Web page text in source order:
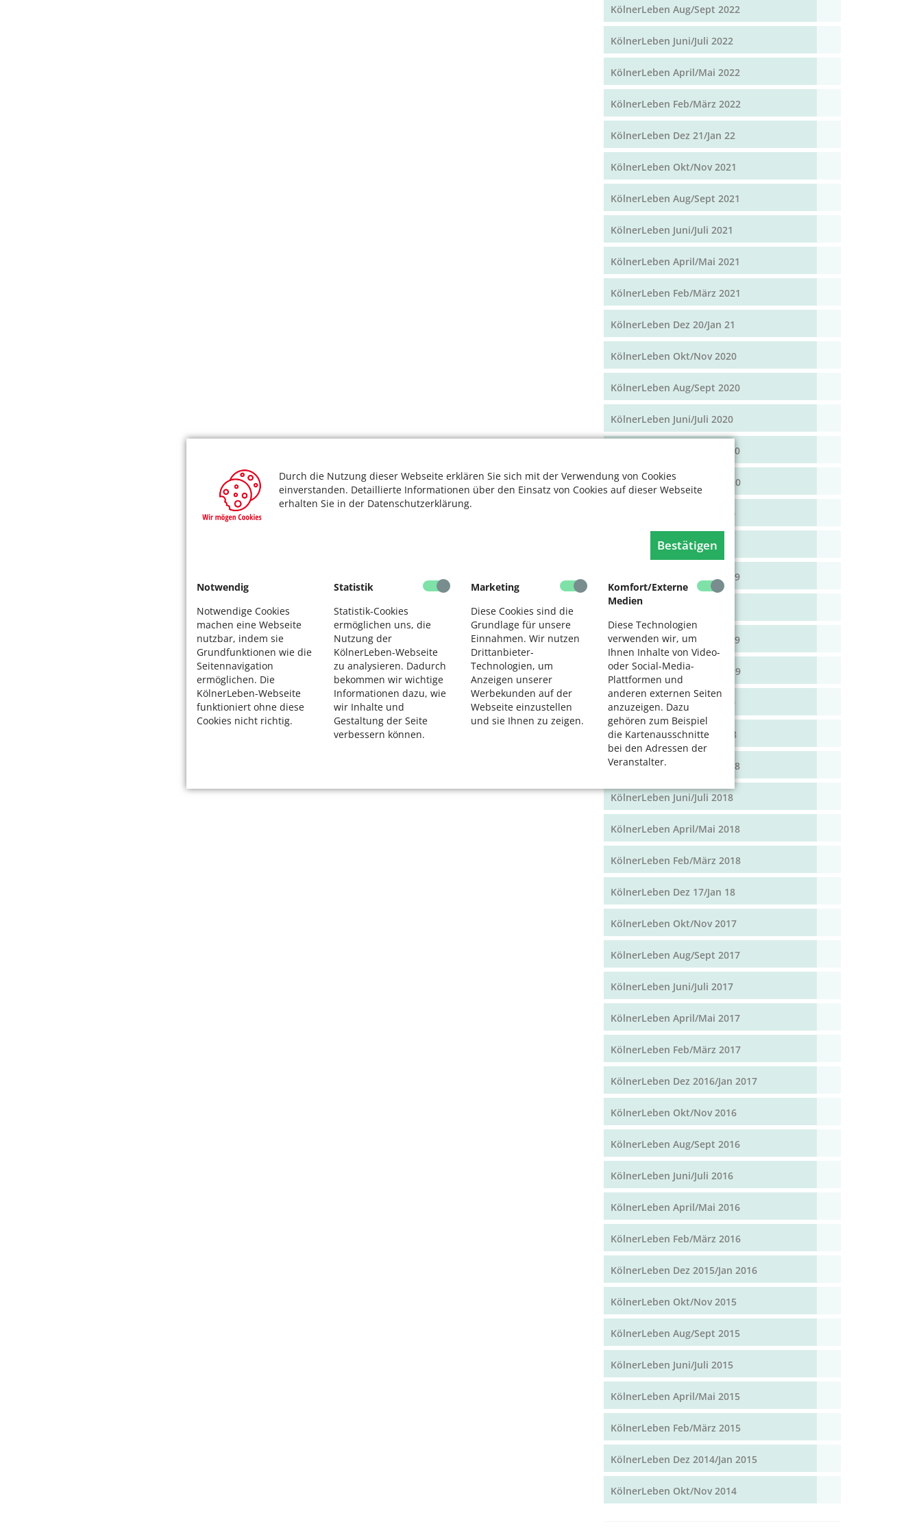
Durch die Nutzung dieser Webseite erklären Sie sich mit der Verwendung von Cookies
einverstanden. Detaillierte Informationen über den Einsatz von Cookies auf dieser Webseite
erhalten Sie in der Datenschutzerklärung.
Bestätigen
Notwendig
Notwendige Cookies
machen eine Webseite
nutzbar, indem sie
Grundfunktionen wie die
Seitennavigation
ermöglichen. Die
KölnerLeben-Webseite
funktioniert ohne diese
Cookies nicht richtig.
Statistik
Statistik-Cookies
ermöglichen uns, die
Nutzung der
KölnerLeben-Webseite
zu analysieren. Dadurch
bekommen wir wichtige
Informationen dazu, wie
wir Inhalte und
Gestaltung der Seite
verbessern können.
Marketing
Diese Cookies sind die
Grundlage für unsere
Einnahmen. Wir nutzen
Drittanbieter-
Technologien, um
Anzeigen unserer
Werbekunden auf der
Webseite einzustellen
und sie Ihnen zu zeigen.
Komfort/Externe
Medien
Diese Technologien
verwenden wir, um
Ihnen Inhalte von Video-
oder Social-Media-
Plattformen und
anderen externen Seiten
anzuzeigen. Dazu
gehören zum Beispiel
die Kartenausschnitte
bei den Adressen der
Veranstalter.
KölnerLeben Aug/Sept 2022
KölnerLeben Juni/Juli 2022
KölnerLeben April/Mai 2022
KölnerLeben Feb/März 2022
KölnerLeben Dez 21/Jan 22
KölnerLeben Okt/Nov 2021
KölnerLeben Aug/Sept 2021
KölnerLeben Juni/Juli 2021
KölnerLeben April/Mai 2021
KölnerLeben Feb/März 2021
KölnerLeben Dez 20/Jan 21
KölnerLeben Okt/Nov 2020
KölnerLeben Aug/Sept 2020
KölnerLeben Juni/Juli 2020
KölnerLeben April/Mai 2020
KölnerLeben Feb/März 2020
KölnerLeben Dez 19/Jan 20
KölnerLeben Okt/Nov 19
KölnerLeben Aug/Sept 2019
KölnerLeben Juni/Juli 2019
KölnerLeben April/Mai 2019
KölnerLeben Feb/März 2019
KölnerLeben Dez 18/Jan 19
KölnerLeben Okt/Nov 2018
KölnerLeben Aug/Sept 2018
KölnerLeben Juni/Juli 2018
KölnerLeben April/Mai 2018
KölnerLeben Feb/März 2018
KölnerLeben Dez 17/Jan 18
KölnerLeben Okt/Nov 2017
KölnerLeben Aug/Sept 2017
KölnerLeben Juni/Juli 2017
KölnerLeben April/Mai 2017
KölnerLeben Feb/März 2017
KölnerLeben Dez 2016/Jan 2017
KölnerLeben Okt/Nov 2016
KölnerLeben Aug/Sept 2016
KölnerLeben Juni/Juli 2016
KölnerLeben April/Mai 2016
KölnerLeben Feb/März 2016
KölnerLeben Dez 2015/Jan 2016
KölnerLeben Okt/Nov 2015
KölnerLeben Aug/Sept 2015
KölnerLeben Juni/Juli 2015
KölnerLeben April/Mai 2015
KölnerLeben Feb/März 2015
KölnerLeben Dez 2014/Jan 2015
KölnerLeben Okt/Nov 2014